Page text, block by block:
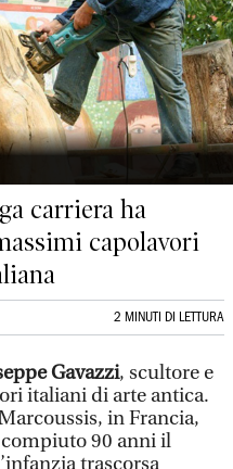
carriera ha
capolavori
2 MINUTI DI LETTURA
Gavazzi, scultore e
italiani di arte antica.
in Francia,
90 anni il
trascorsa